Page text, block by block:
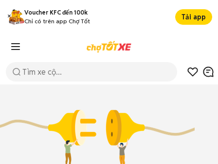
Voucher KFC đến 100k
Chỉ có trên app Chợ Tốt
Tải app